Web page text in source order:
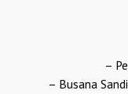
–
– Busana